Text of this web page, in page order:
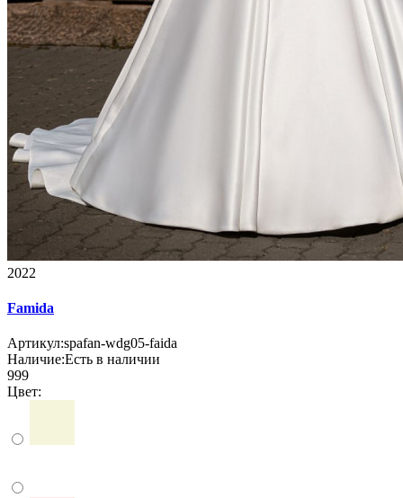
2022
Famida
Артикул:spafan-wdg05-faida
Наличие:Есть в наличии
999
Цвет: